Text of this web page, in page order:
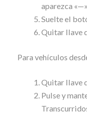
aparezca
Suelte el
Quitar llave
Para vehículos
Quitar llave
Pulse y